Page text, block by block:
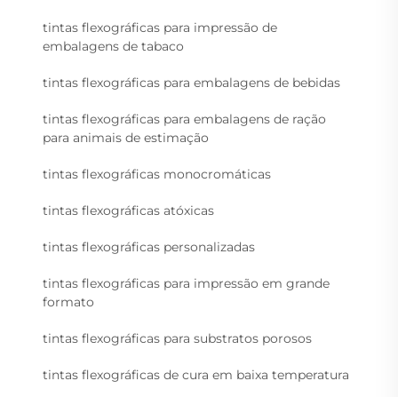
tintas flexográficas para impressão de
embalagens de tabaco
tintas flexográficas para embalagens de bebidas
tintas flexográficas para embalagens de ração
para animais de estimação
tintas flexográficas monocromáticas
tintas flexográficas atóxicas
tintas flexográficas personalizadas
tintas flexográficas para impressão em grande
formato
tintas flexográficas para substratos porosos
tintas flexográficas de cura em baixa temperatura